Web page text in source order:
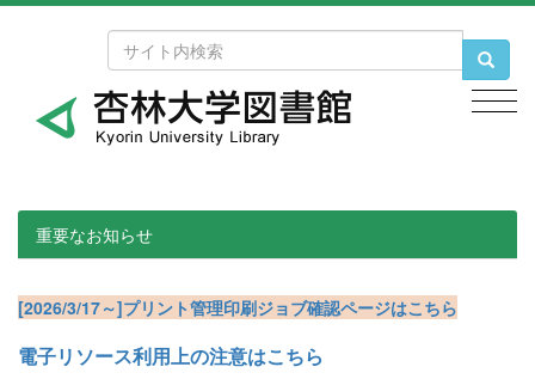
重要なお知らせ
[2026/3/17～]プリント管理印刷ジョブ確認ページはこちら
電子リソース利用上の注意はこちら